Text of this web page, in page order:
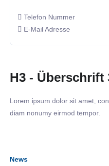
Telefon Nummer
E-Mail Adresse
H3 - Überschrift
Lorem ipsum dolor sit amet,
diam nonumy eirmod tempor.
News